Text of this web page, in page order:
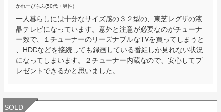
かれーぴらふ(50代・男性)
一人暮らしには十分なサイズ感の３２型の、東芝レグザの液
晶テレビになっています。意外と注意が必要なのがチューナ
ー数で、１チューナーのリーズナブルなTVを買ってしまうと
、HDDなどを接続しても録画している番組しか見れない状況
になってしまいます。２チューナー内蔵なので、安心してプ
レゼントできるかと思いました。
SOLD